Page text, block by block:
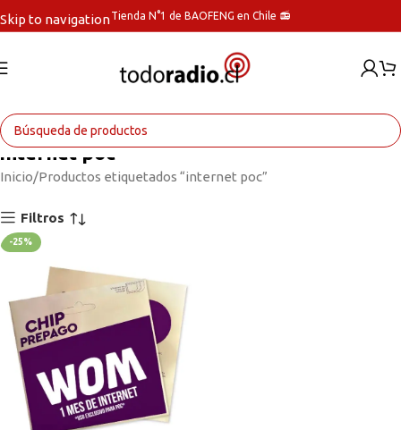
Skip to navigationTienda N°1 de BAOFENG en Chile 📻
internet poc
Inicio Productos etiquetados “internet poc”
Filtros
-25%